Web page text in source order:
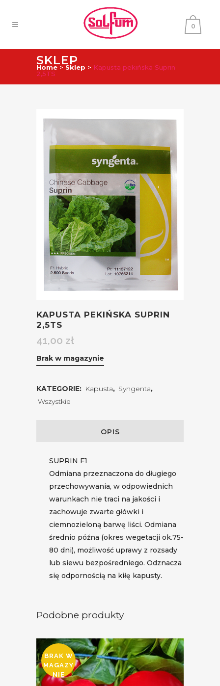
0
SKLEP
Home > Sklep > Kapusta pekińska Suprin
2,5TS
KAPUSTA PEKIŃSKA SUPRIN
2,5TS
41,00 zł
Brak w magazynie
KATEGORIE: Kapusta, Syngenta,
Wszystkie
OPIS
SUPRIN F1
Odmiana przeznaczona do długiego
przechowywania, w odpowiednich
warunkach nie traci na jakości i
zachowuje zwarte główki i
ciemnozieloną barwę liści. Odmiana
średnio późna (okres wegetacji ok.75-
80 dni), możliwość uprawy z rozsady
lub siewu bezpośredniego. Odznacza
się odpornością na kiłę kapusty.
Podobne produkty
BRAK W
MAGAZY
NIE